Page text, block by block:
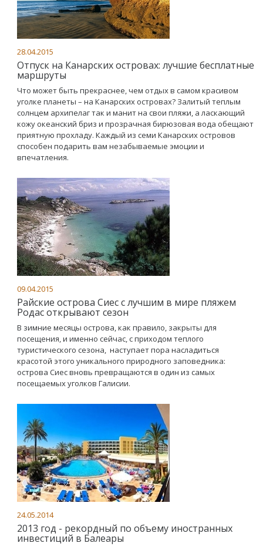
28.04.2015
Отпуск на Канарских островах: лучшие бесплатные
маршруты
Что может быть прекраснее, чем отдых в самом красивом
уголке планеты – на Канарских островах? Залитый теплым
солнцем архипелаг так и манит на свои пляжи, а ласкающий
кожу океанский бриз и прозрачная бирюзовая вода обещают
приятную прохладу. Каждый из семи Канарских островов
способен подарить вам незабываемые эмоции и
впечатления.
09.04.2015
Райские острова Сиес с лучшим в мире пляжем
Родас открывают сезон
В зимние месяцы острова, как правило, закрыты для
посещения, и именно сейчас, с приходом теплого
туристического сезона, наступает пора насладиться
красотой этого уникального природного заповедника:
острова Сиес вновь превращаются в один из самых
посещаемых уголков Галисии.
24.05.2014
2013 год - рекордный по объему иностранных
инвестиций в Балеары